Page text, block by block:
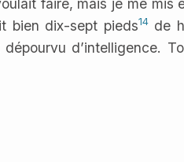
faire, mais je me mis
bien dix-sept pieds14de
d’intelligence.